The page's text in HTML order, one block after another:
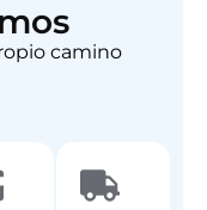
camino